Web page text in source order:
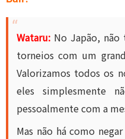
Wataru: No Japão, não
torneios com um
Valorizamos todos os
eles simplesmente
pessoalmente com a
Mas não há como